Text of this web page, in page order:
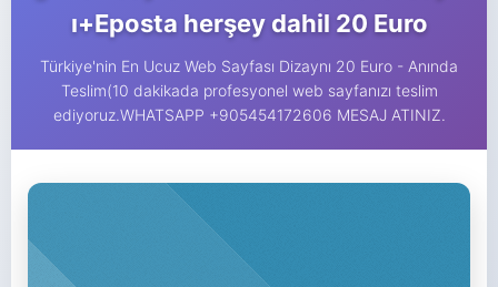
ı+Eposta herşey dahil 20 Euro
Türkiye'nin En Ucuz Web Sayfası Dizaynı 20 Euro - Anında
Teslim(10 dakikada profesyonel web sayfanızı teslim
ediyoruz.WHATSAPP +905454172606 MESAJ ATINIZ.